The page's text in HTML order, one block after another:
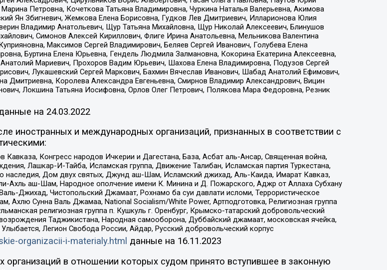
Петровна, Кочеткова Татьяна Владимировна, Чуркина Наталья Валерьевна, Акимова
Ян Збигневич, Жемкова Елена Борисовна, Гудков Лев Дмитриевич, Илларионова Юлия
Владимир Анатольевич, Щур Татьяна Михайловна, Щур Николай Алексеевич, Блинушов
Симонов Алексей Кириллович, Флиге Ирина Анатольевна, Мельникова Валентина
Максимов Сергей Владимирович, Беляев Сергей Иванович, Голубева Елена
Буртина Елена Юрьевна, Гендель Людмила Залмановна, Кокорина Екатерина Алексеевна,
Мариевич, Прохоров Вадим Юрьевич, Шахова Елена Владимировна, Подузов Сергей
Лукашевский Сергей Маркович, Бахмин Вячеслав Иванович, Шабад Анатолий Ефимович,
Дмитриевна, Королева Александра Евгеньевна, Смирнов Владимир Александрович, Вицин
Локшина Татьяна Иосифовна, Орлов Олег Петрович, Полякова Мара Федоровна, Резник
на 24.03.2022
иностранных и международных организаций, признанных в соответствии с
Конгресс народов Ичкерии и Дагестана, База, Асбат аль-Ансар, Священная война,
Лашкар-И-Тайба, Исламская группа, Движение Талибан, Исламская партия Туркестана,
Дом двух святых, Джунд аш-Шам, Исламский джихад, Аль-Каида, Имарат Кавказ,
Ахль аш-Шам, Народное ополчение имени К. Минина и Д. Пожарского, Аджр от Аллаха Субхану
Джихад, Чистопольский Джамаат, Рохнамо ба суи давлати исломи, Террористическое
Ахлю Сунна Валь Джамаа, National Socialism/White Power, Артподготовка, Религиозная группа
религиозная группа п. Кушкуль г. Оренбург, Крымско-татарский добровольческий
Таджикистана, Народная самооборона, Дуббайский джамаат, московская ячейка,
Легион Свобода России, Айдар, Русский добровольческий корпус
organizacii-i-materialy.html данные на 16.11.2023
в отношении которых судом принято вступившее в законную